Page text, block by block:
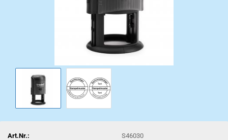
Art.Nr.:
S46030